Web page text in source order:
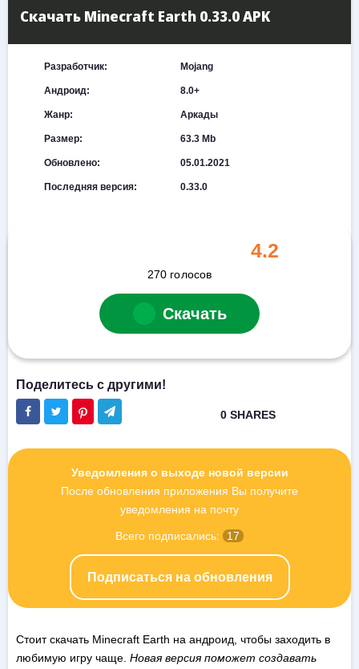
Скачать Minecraft Earth 0.33.0 APK
Разработчик: Mojang
Андроид: 8.0+
Жанр: Аркады
Размер: 63.3 Mb
Обновлено: 05.01.2021
Последняя версия: 0.33.0
4.2
270 голосов
Скачать
Уведомления о выходе новой версии
После обновления приложения Вы получите
уведомления на почту
Подписаться на обновления
Всего подписались: 17
Стоит скачать Minecraft Earth на андроид, чтобы заходить в
любимую игру чаще. Новая версия поможет создавать